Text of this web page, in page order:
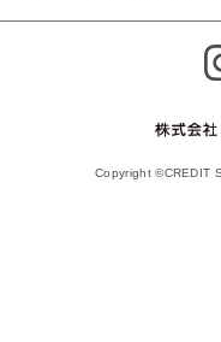
Copyright ©CREDIT